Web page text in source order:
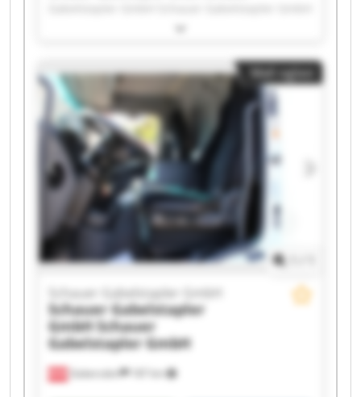
Schauer Gabelstapler GmbH Schauer
Schauer Gabelstapler GmbH Schauer
Gabelstapler GmbH Schauer Gabelstapler GmbH
Schauer Gabelstapler GmbH Schauer
Gabelstapler GmbH Schauer Gabelstapler GmbH
Schauer Gabelstapler GmbH Schauer
Gabelstapler GmbH Schauer Gabelstapler GmbH
Schauer Gabelstapler GmbH Schauer
Gabelstapler GmbH Schauer Gabelstapler GmbH
Schauer Gabelstapler GmbH Schauer
Gabelstapler GmbH
Mali oglasi
Gabersdorf 187 km
Schauer Gabelstapler GmbH
Schauer Gabelstapler
GmbH Schauer
Gabelstapler GmbH